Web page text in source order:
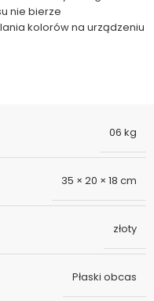
nie bierze
kolorów na urządzeniu
06 kg
35 × 20 × 18 cm
złoty
Płaski obcas